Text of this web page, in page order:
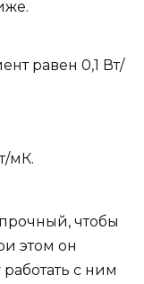
равен 0,1 Вт/
мК.
чтобы
этом он
с ним